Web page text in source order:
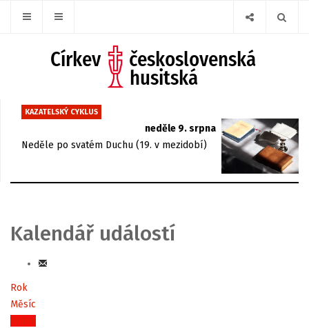
KAZATELSKÝ CYKLUS
neděle 9. srpna
Neděle po svatém Duchu (19. v mezidobí)
Kalendář událostí
Rok
Měsíc
Týden